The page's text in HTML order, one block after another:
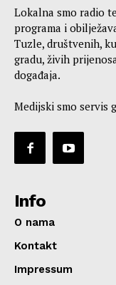
Lokalna smo radio
programa i
Tuzle, društvenih,
gradu, živih
događaja.
Medijski smo servis
Info
O nama
Kontakt
Impressum